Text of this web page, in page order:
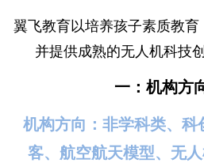
翼飞教育以培养孩子素质教育
并提供成熟的无人机科技
一：机构方
机构方向：非学科类、科
客、航空航天模型、无人